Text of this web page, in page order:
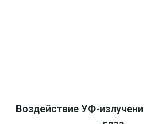
Воздействие УФ-